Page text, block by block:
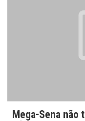
Mega-Sena não